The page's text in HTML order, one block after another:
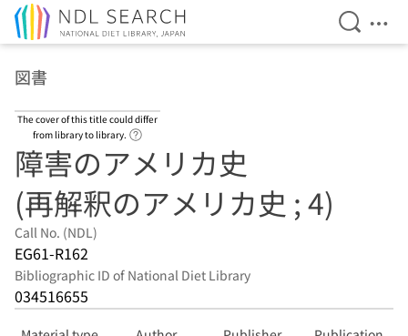
Open
図書
The cover of this title could differ
from library to library.
障害のアメリカ史
(再解釈のアメリカ史 ; 4)
Call No. (NDL)
EG61-R162
Bibliographic ID of National Diet Library
034516655